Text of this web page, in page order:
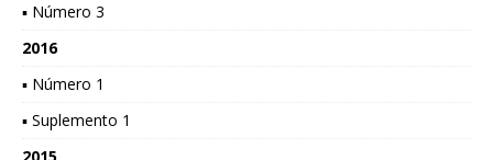
▪ Número 3
2016
▪ Número 1
▪ Suplemento 1